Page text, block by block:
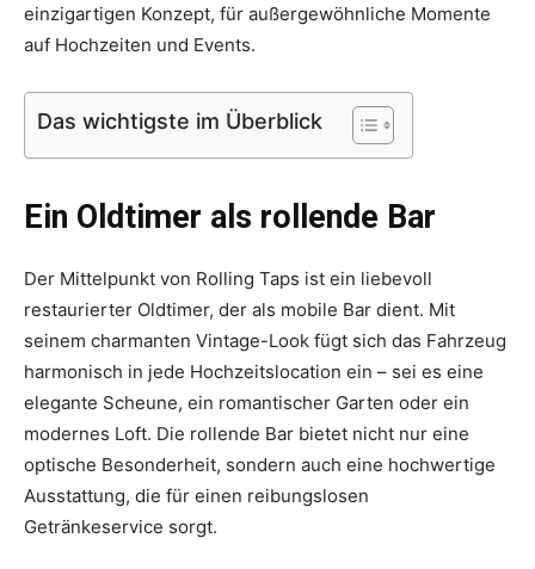
Hochzeit
einzigartigen Konzept, für außergewöhnliche Momente
auf Hochzeiten und Events.
Das wichtigste im Überblick
Ein Oldtimer als rollende Bar
Der Mittelpunkt von Rolling Taps ist ein liebevoll
restaurierter Oldtimer, der als mobile Bar dient. Mit
seinem charmanten Vintage-Look fügt sich das Fahrzeug
harmonisch in jede Hochzeitslocation ein – sei es eine
elegante Scheune, ein romantischer Garten oder ein
modernes Loft. Die rollende Bar bietet nicht nur eine
optische Besonderheit, sondern auch eine hochwertige
Ausstattung, die für einen reibungslosen
Getränkeservice sorgt.